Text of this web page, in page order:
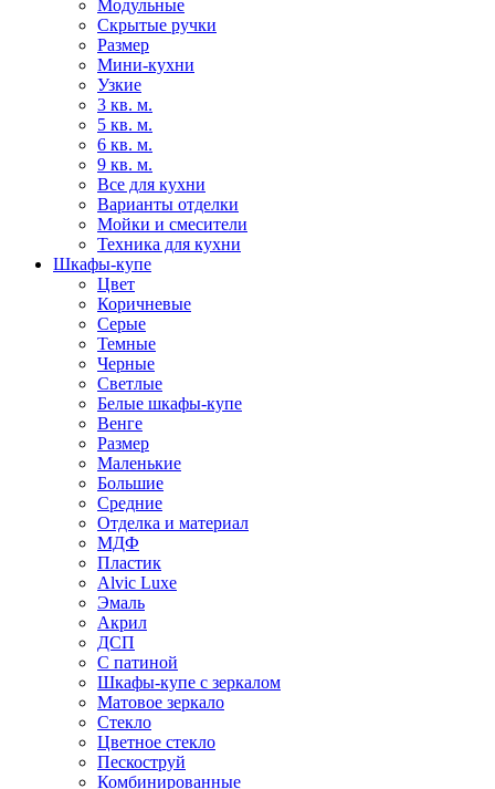
Модульные
Скрытые ручки
Размер
Мини-кухни
Узкие
3 кв. м.
5 кв. м.
6 кв. м.
9 кв. м.
Все для кухни
Варианты отделки
Мойки и смесители
Техника для кухни
Шкафы-купе
Цвет
Коричневые
Серые
Темные
Черные
Светлые
Белые шкафы-купе
Венге
Размер
Маленькие
Большие
Средние
Отделка и материал
МДФ
Пластик
Alvic Luxe
Эмаль
Акрил
ДСП
С патиной
Шкафы-купе с зеркалом
Матовое зеркало
Стекло
Цветное стекло
Пескоструй
Комбинированные